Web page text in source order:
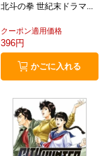
北斗の拳 世紀末ドラマ...
クーポン適用価格
396円
かごに入れる